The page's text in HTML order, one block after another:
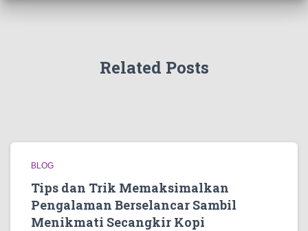
Related Posts
BLOG
Tips dan Trik Memaksimalkan
Pengalaman Berselancar Sambil
Menikmati Secangkir Kopi